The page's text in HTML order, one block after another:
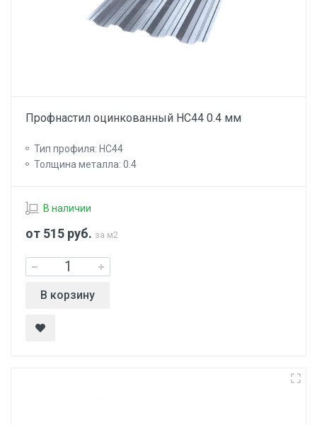
Профнастил оцинкованный НС44 0.4 мм
Тип профиля: НС44
Толщина металла: 0.4
В наличии
от 515 руб. за м2
В корзину